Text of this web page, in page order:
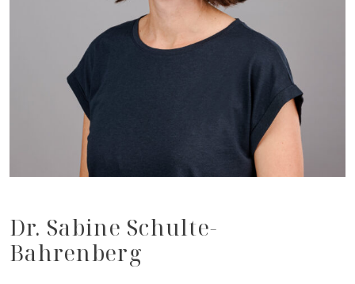
Dr. Sabine Schulte-
Bahrenberg